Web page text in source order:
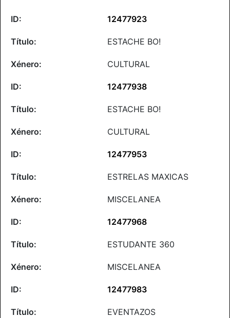
12477923
ESTACHE BO!
CULTURAL
12477938
ESTACHE BO!
CULTURAL
12477953
ESTRELAS MAXICAS
MISCELANEA
12477968
ESTUDANTE 360
MISCELANEA
12477983
EVENTAZOS